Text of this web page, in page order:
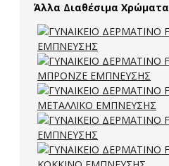
Άλλα Διαθέσιμα Χρώματα